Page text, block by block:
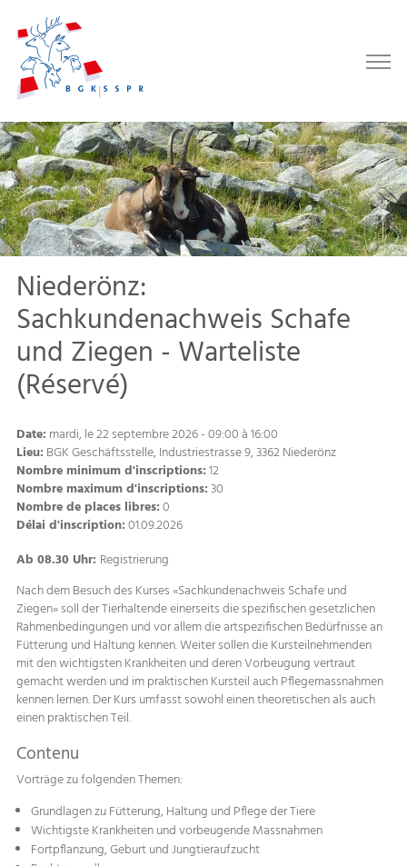
Niederönz:
Sachkundenachweis Schafe
und Ziegen - Warteliste
(Réservé)
Date: mardi, le 22 septembre 2026 - 09:00 à 16:00
Lieu: BGK Geschäftsstelle, Industriestrasse 9, 3362 Niederönz
Nombre minimum d'inscriptions:12
Nombre maximum d'inscriptions:30
Nombre de places libres:0
Délai d'inscription:01.09.2026
Ab 08.30 Uhr: Registrierung
Nach dem Besuch des Kurses «Sachkundenachweis Schafe und
Ziegen» soll der Tierhaltende einerseits die spezifischen gesetzlichen
Rahmenbedingungen und vor allem die artspezifischen Bedürfnisse an
Fütterung und Haltung kennen. Weiter sollen die Kursteilnehmenden
mit den wichtigsten Krankheiten und deren Vorbeugung vertraut
gemacht werden und im praktischen Kursteil auch Pflegemassnahmen
kennen lernen. Der Kurs umfasst sowohl einen theoretischen als auch
einen praktischen Teil.
Contenu
Vorträge zu folgenden Themen:
Grundlagen zu Fütterung, Haltung und Pflege der Tiere
Wichtigste Krankheiten und vorbeugende Massnahmen
Fortpflanzung, Geburt und Jungtieraufzucht